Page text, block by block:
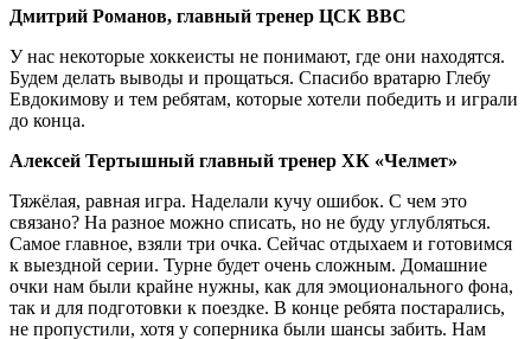
Дмитрий Романов, главный тренер ЦСК ВВС
У нас некоторые хоккеисты не понимают, где они находятся.
Будем делать выводы и прощаться. Спасибо вратарю Глебу
Евдокимову и тем ребятам, которые хотели победить и играли
до конца.
Алексей Тертышный главный тренер ХК «Челмет»
Тяжёлая, равная игра. Наделали кучу ошибок. С чем это
связано? На разное можно списать, но не буду углубляться.
Самое главное, взяли три очка. Сейчас отдыхаем и готовимся
к выездной серии. Турне будет очень сложным. Домашние
очки нам были крайне нужны, как для эмоционального фона,
так и для подготовки к поездке. В конце ребята постарались,
не пропустили, хотя у соперника были шансы забить. Нам